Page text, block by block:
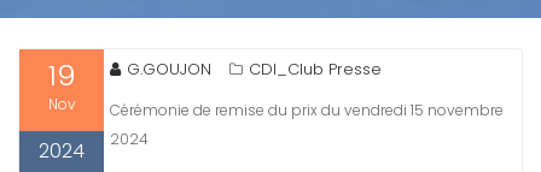
19
Nov
2024
G.GOUJON CDI_Club Presse
Cérémonie de remise du prix du vendredi 15 novembre
2024